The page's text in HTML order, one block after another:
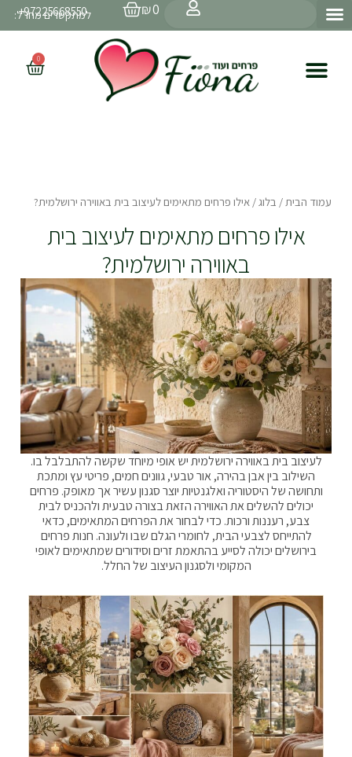
דילוג
לתוכן
₪0 עגלת
קניות למתקשרים מחו״ל:
97225668550+
0
עגלת
עמוד הבית/ בלוג/ אילו פרחים מתאימים לעיצוב בית באווירה ירושלמית?
אילו פרחים מתאימים לעיצוב בית
באווירה ירושלמית?
לעיצוב בית באווירה ירושלמית יש אופי מיוחד שקשה להתבלבל בו.
השילוב בין אבן בהירה, אור טבעי, גוונים חמים, פריטי עץ ומתכת
ותחושה של היסטוריה ואלגנטיות יוצר סגנון עשיר אך מאופק. פרחים
יכולים להשלים את האווירה הזאת בצורה טבעית ולהכניס לבית
צבע, רעננות ורכות. כדי לבחור את הפרחים המתאימים, כדאי
להתייחס לצבעי הבית, לחומרי הגלם שבו ולעונה. חנות פרחים
בירושלים יכולה לסייע בהתאמת זרים וסידורים שמתאימים לאופי
המקומי ולסגנון העיצוב של החלל.